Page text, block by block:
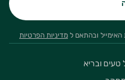
ובהתאם ל מדיניות הפרטיות
טעים ובריא